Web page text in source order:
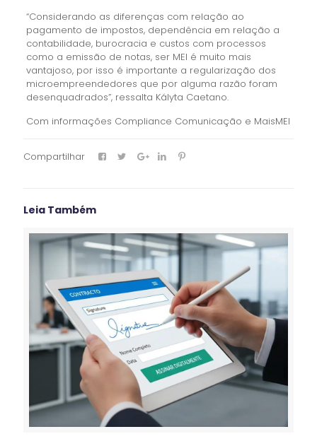
“Considerando as diferenças com relação ao
pagamento de impostos, dependência em relação a
contabilidade, burocracia e custos com processos
como a emissão de notas, ser MEI é muito mais
vantajoso, por isso é importante a regularização dos
microempreendedores que por alguma razão foram
desenquadrados”, ressalta Kályta Caetano.
Com informações Compliance Comunicação e MaisMEI
Compartilhar
Leia Também